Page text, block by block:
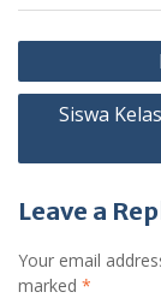
Post
navigation
Siswa
Leave a
Your email
marked *